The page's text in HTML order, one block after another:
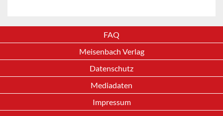
FAQ
Meisenbach Verlag
Datenschutz
Mediadaten
Impressum